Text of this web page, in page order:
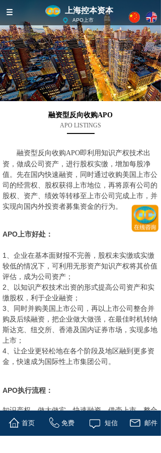
上海控本资本
APO上市
融资型反向收购APO
APO LISTINGS
融资型反向收购APO即利用知识产权技术出
资，做成公司资产，进行股权实缴，增加每股净
值。先在国内快速融资，同时通过收购美国上市公
司的经营权、股权获得上市地位，再将原有公司的
股权、资产、绩效等转移至上市公司完成上市，并
实现向国内外投资者募集资金的行为。
APO上市好处：
1、企业在基本面财报不完善，股权未实缴或实缴
较低的情况下，可利用无形资产知识产权将其价值
评估，成为公司资产；
2、以知识产权技术出资的形式提高公司资产和实
缴股权，利于企业融资；
3、同时并购美国上市公司，再以上市公司整合并
购及后续融资，把企业做大做强，在最佳时机转纳
斯达克、纽交所、香港及国内证券市场，实现多地
上市；
4、让企业更轻松地在各个阶段及地区融到更多资
金，快速成为国际性上市集团公司。
APO执行流程：
知识产权、做大做实、快速融资、借壳上市、整合
并购、市值管理、转板等一系列资本运作。
首页 免费 短信 邮件